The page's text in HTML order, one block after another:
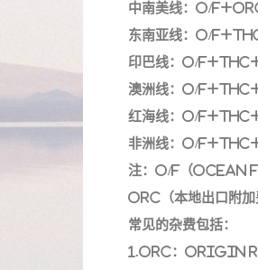
中南美线：O/
东南亚线：O/
印巴线：O/
澳洲线：O/
红海线：O/
非洲线：O/
注：O/F（OCEAN
ORC（本地出口附加
常见的杂费包括：
1.ORC：Origin